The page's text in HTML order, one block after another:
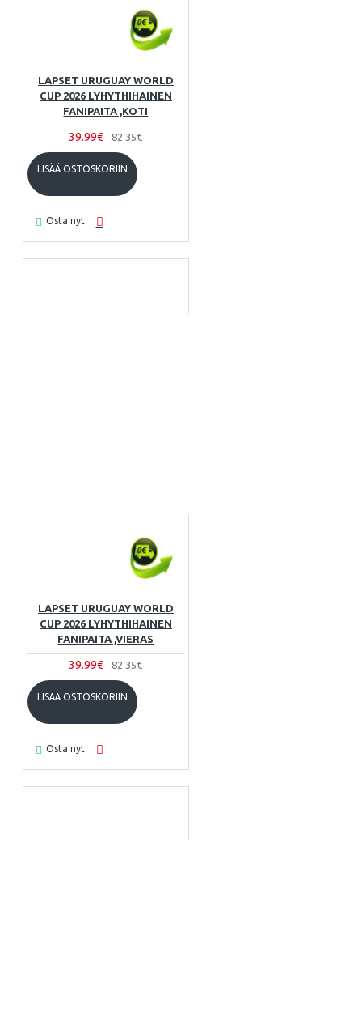
LAPSET URUGUAY WORLD
CUP 2026 LYHYTHIHAINEN
FANIPAITA ,KOTI
39.99€ 82.35€
LISÄÄ OSTOSKORIIN
Osta nyt
LAPSET URUGUAY WORLD
CUP 2026 LYHYTHIHAINEN
FANIPAITA ,VIERAS
39.99€ 82.35€
LISÄÄ OSTOSKORIIN
Osta nyt